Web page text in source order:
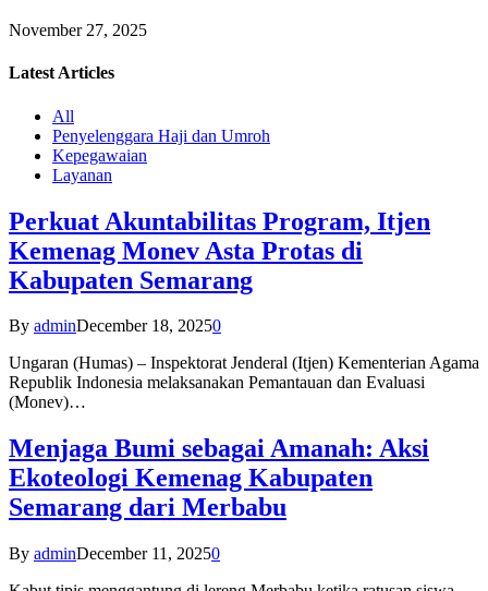
November 27, 2025
Latest Articles
All
Penyelenggara Haji dan Umroh
Kepegawaian
Layanan
Perkuat Akuntabilitas Program, Itjen
Kemenag Monev Asta Protas di
Kabupaten Semarang
By adminDecember 18, 20250
Ungaran (Humas) – Inspektorat Jenderal (Itjen) Kementerian Agama
Republik Indonesia melaksanakan Pemantauan dan Evaluasi
(Monev)…
Menjaga Bumi sebagai Amanah: Aksi
Ekoteologi Kemenag Kabupaten
Semarang dari Merbabu
By adminDecember 11, 20250